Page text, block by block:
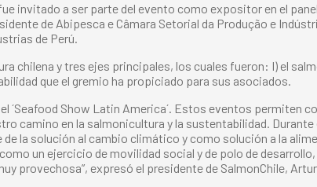
invitado a ser parte del evento como expositor en el
de Abipesca e Câmara Setorial da Produção e
de Perú.
chilena y tres ejes principales, los cuales fueron: I) el
que el gremio ha propiciado para sus asociados.
´Seafood Show Latin America´. Estos eventos permiten
camino en la salmonicultura y la sustentabilidad.
la solución al cambio climático y como solución a la
un ejercicio de movilidad social y de polo de
provechosa”, expresó el presidente de SalmonChile,